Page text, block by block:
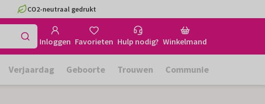
CO2-neutraal gedrukt
Inloggen Favorieten Hulp nodig? Winkelmand
Verjaardag Geboorte Trouwen Communie